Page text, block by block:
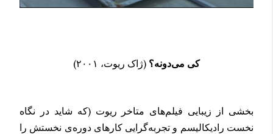
کی می‌دونه؟ (ژاک ریوت، ۲۰۰۱)
بخشی از زیبایی فیلم‌های متاخر ریوت (که شاید در نگاه
نخست رادیکالیسم و تجربه‌گرایی کارهای دوره‌ی نخستش را